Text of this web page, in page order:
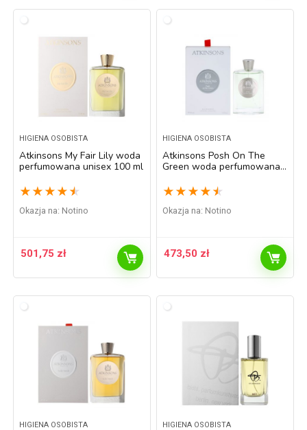
HIGIENA OSOBISTA
Atkinsons My Fair Lily woda
perfumowana unisex 100 ml
★ ★ ★ ★ ★
Okazja na: Notino
501,75 zł
HIGIENA OSOBISTA
Atkinsons Posh On The
Green woda perfumowana
★ ★ ★ ★ ★
Okazja na: Notino
473,50 zł
HIGIENA OSOBISTA HIGIENA OSOBISTA